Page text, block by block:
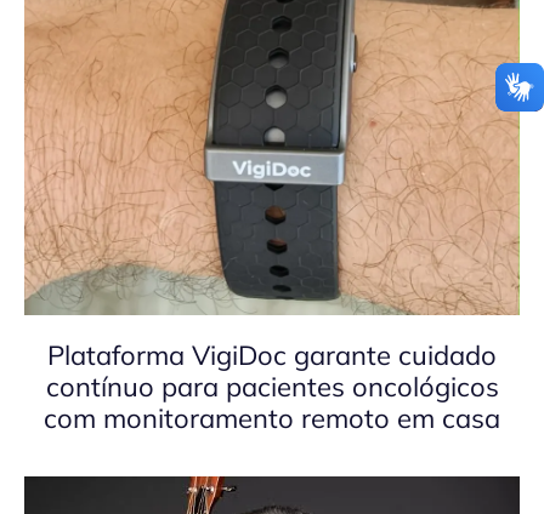
Plataforma VigiDoc garante cuidado
contínuo para pacientes oncológicos
com monitoramento remoto em casa